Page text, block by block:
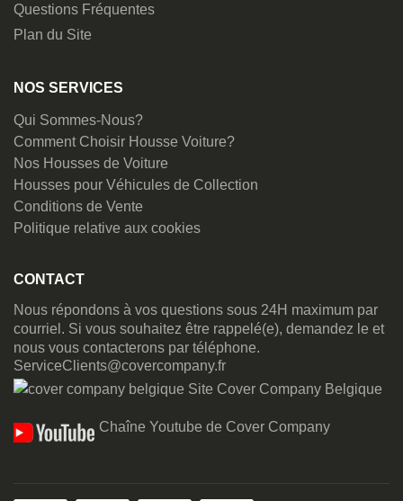
Questions Fréquentes
Plan du Site
NOS SERVICES
Qui Sommes-Nous?
Comment Choisir Housse Voiture?
Nos Housses de Voiture
Housses pour Véhicules de Collection
Conditions de Vente
Politique relative aux cookies
CONTACT
Nous répondons à vos questions sous 24H maximum par
courriel. Si vous souhaitez être rappelé(e), demandez le et
nous vous contacterons par téléphone.
ServiceClients@covercompany.fr
Site Cover Company Belgique
Chaîne Youtube de Cover Company